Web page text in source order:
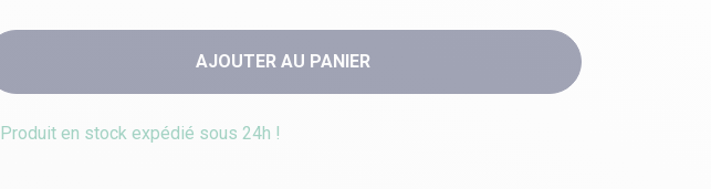
AJOUTER AU PANIER
Produit en stock expédié sous 24h !